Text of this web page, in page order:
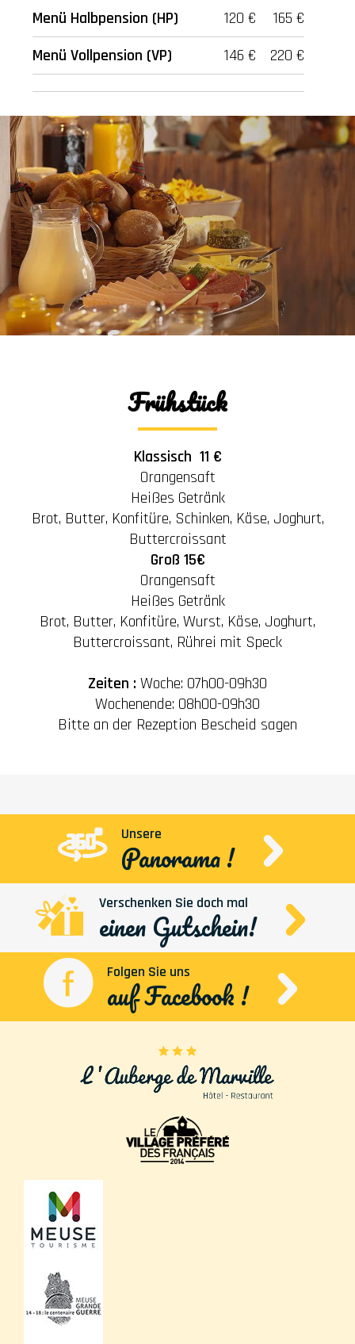
Menü Halbpension (HP) 120 €
165 €
Menü Vollpension (VP)
146 € 220 €
Frühstück
Klassisch 11 €
Orangensaft
Heißes Getränk
Brot, Butter, Konfitüre, Schinken, Käse, Joghurt,
Buttercroissant
Groß 15€
Orangensaft
Heißes Getränk
Brot, Butter, Konfitüre, Wurst, Käse, Joghurt,
Buttercroissant, Rührei mit Speck
Zeiten : Woche: 07h00-09h30
Wochenende: 08h00-09h30
Bitte an der Rezeption Bescheid sagen
Unsere
Panorama !
Verschenken Sie doch mal
einen Gutschein!
Folgen Sie uns
auf Facebook !